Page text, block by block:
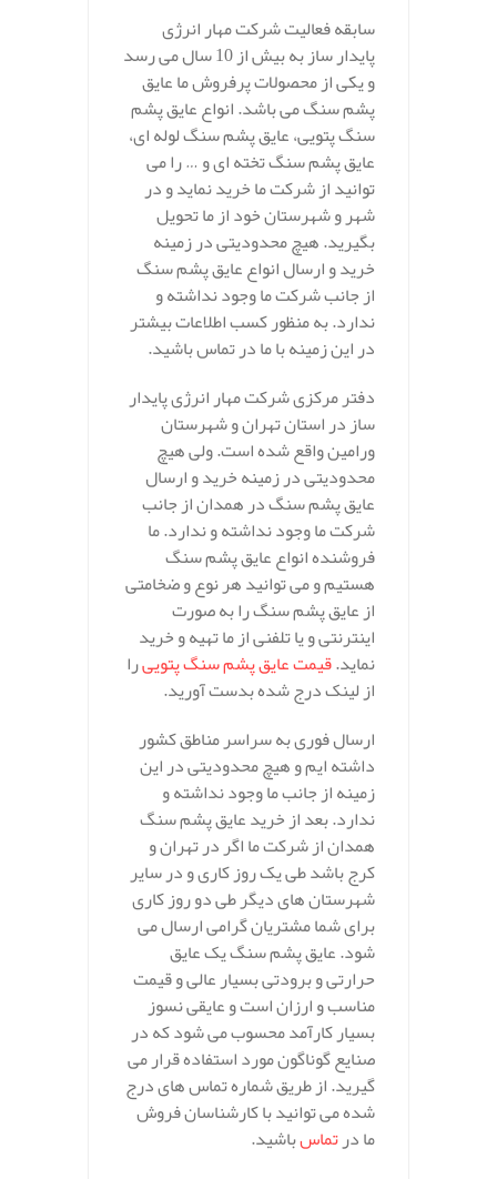
سابقه فعالیت شرکت مهار انرژی
پایدار ساز به بیش از 10 سال می رسد
و یکی از محصولات پرفروش ما عایق
پشم سنگ می باشد. انواع عایق پشم
سنگ پتویی، عایق پشم سنگ لوله ای،
عایق پشم سنگ تخته ای و … را می
توانید از شرکت ما خرید نماید و در
شهر و شهرستان خود از ما تحویل
بگیرید. هیچ محدودیتی در زمینه
خرید و ارسال انواع عایق پشم سنگ
از جانب شرکت ما وجود نداشته و
ندارد. به منظور کسب اطلاعات بیشتر
در این زمینه با ما در تماس باشید.
دفتر مرکزی شرکت مهار انرژی پایدار
ساز در استان تهران و شهرستان
ورامین واقع شده است. ولی هیچ
محدودیتی در زمینه خرید و ارسال
عایق پشم سنگ در همدان از جانب
شرکت ما وجود نداشته و ندارد. ما
فروشنده انواع عایق پشم سنگ
هستیم و می توانید هر نوع و ضخامتی
از عایق پشم سنگ را به صورت
اینترنتی و یا تلفنی از ما تهیه و خرید
نماید.قیمت عایق پشم سنگ پتوییرا
از لینک درج شده بدست آورید.
ارسال فوری به سراسر مناطق کشور
داشته ایم و هیچ محدودیتی در این
زمینه از جانب ما وجود نداشته و
ندارد. بعد از خرید عایق پشم سنگ
همدان از شرکت ما اگر در تهران و
کرج باشد طی یک روز کاری و در سایر
شهرستان های دیگر طی دو روز کاری
برای شما مشتریان گرامی ارسال می
شود. عایق پشم سنگ یک عایق
حرارتی و برودتی بسیار عالی و قیمت
مناسب و ارزان است و عایقی نسوز
بسیار کارآمد محسوب می شود که در
صنایع گوناگون مورد استفاده قرار می
گیرید. از طریق شماره تماس های درج
شده می توانید با کارشناسان فروش
ما درتماسباشید.